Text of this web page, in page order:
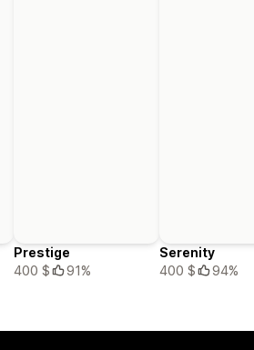
Prestige
400 $
91%
Serenity
400 $
94%